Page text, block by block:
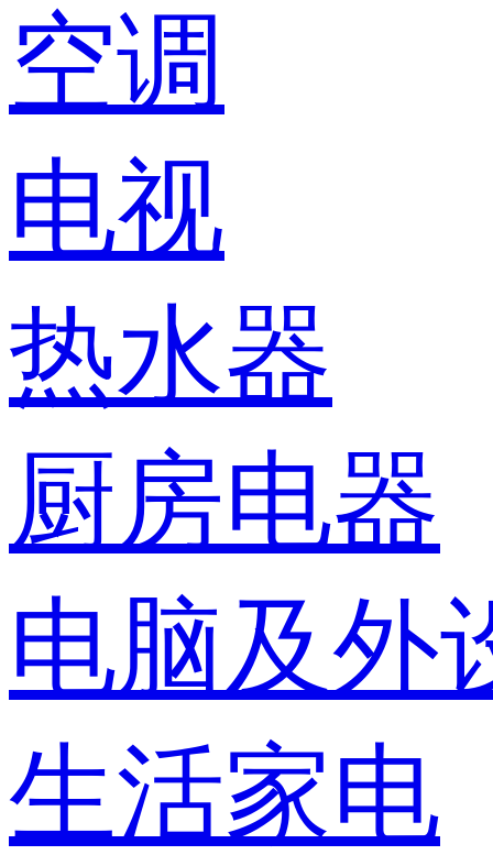
空调
电视
热水器
厨房电器
电脑及外
生活家电